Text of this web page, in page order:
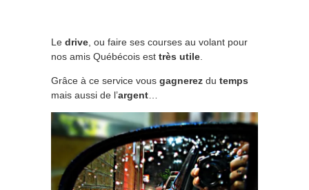
Le drive , ou faire ses courses au volant pour
nos amis Québécois est très utile
Grâce à ce service vous gagnerez du temps
mais aussi de l’argent